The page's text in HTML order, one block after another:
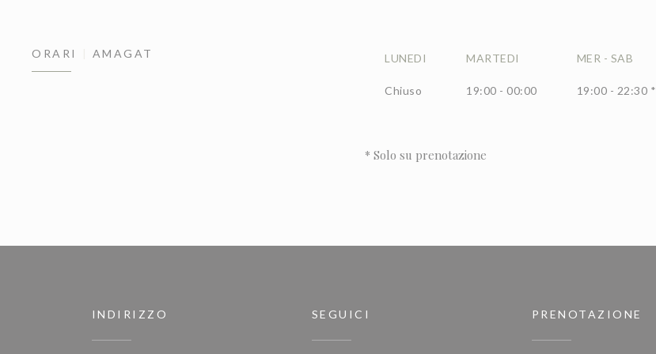
ORARI AMAGAT LUNEDI
Chiuso
MARTEDI
19:00 - 00:00
MER - SAB
19:00 - 22:30 *
* Solo su prenotazione
INDIRIZZO SEGUICI PRENOTAZIONE